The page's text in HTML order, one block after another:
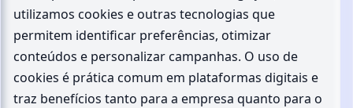
utilizamos cookies e outras tecnologias que
permitem identificar preferências, otimizar
conteúdos e personalizar campanhas. O uso de
cookies é prática comum em plataformas digitais e
traz benefícios tanto para a empresa quanto para o